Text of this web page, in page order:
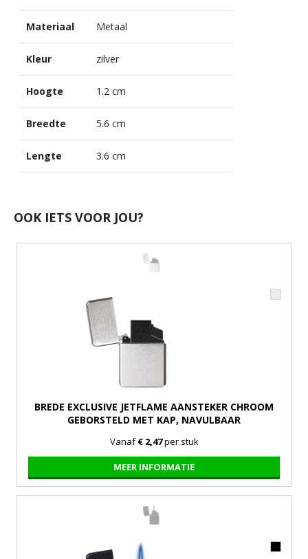
Materiaal Metaal
Kleur zilver
Hoogte 1.2 cm
Breedte 5.6 cm
Lengte 3.6 cm
OOK IETS VOOR JOU?
BREDE EXCLUSIVE JETFLAME AANSTEKER CHROOM
GEBORSTELD MET KAP, NAVULBAAR
Vanaf€ 2,47per stuk
MEER INFORMATIE